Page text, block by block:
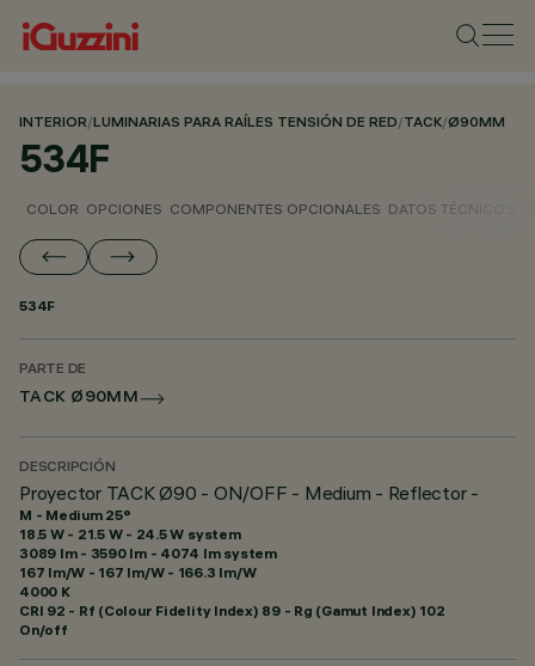
INTERIOR/LUMINARIAS PARA RAÍLES TENSIÓN DE RED/TACK/Ø90MM
534F
COLOR OPCIONES COMPONENTES OPCIONALES DATOS TÉCNICOS
534F
PARTE DE
TACK Ø90MM
DESCRIPCIÓN
Proyector TACK Ø90 - ON/OFF - Medium - Reflector -
M - Medium 25°
18.5 W - 21.5 W - 24.5 W system
3089 lm - 3590 lm - 4074 lm system
167 lm/W - 167 lm/W - 166.3 lm/W
4000 K
CRI 92 - Rf (Colour Fidelity Index) 89 - Rg (Gamut Index) 102
On/off